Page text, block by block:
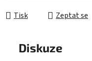
Tisk Zeptat se
Diskuze